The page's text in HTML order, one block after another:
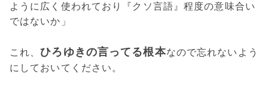
ように広く使われており『クソ言語』程度の意味合い
ではないか」
これ、ひろゆきの言ってる根本なので忘れないよう
にしておいてください。